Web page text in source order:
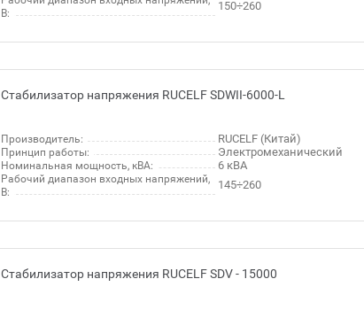
В:
150÷260
Стабилизатор напряжения RUCELF SDWII-6000-L
Производитель: RUCELF (Китай)
Принцип работы: Электромеханический
Номинальная мощность, кВА: 6 кВА
Рабочий диапазон входных напряжений,
В:
145÷260
Стабилизатор напряжения RUCELF SDV - 15000